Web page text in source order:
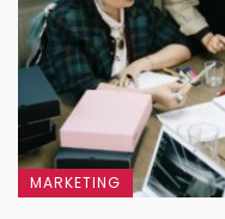
MARKETING